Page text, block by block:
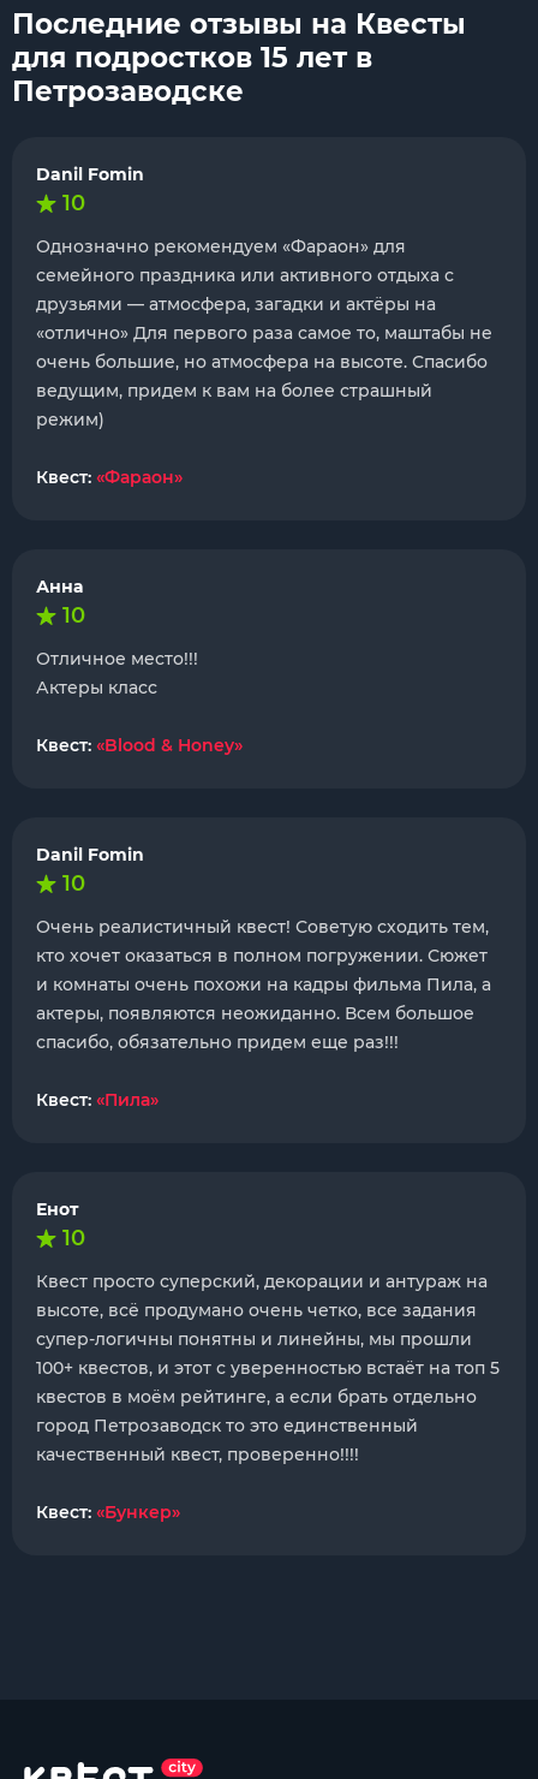
Последние отзывы на Квесты
для подростков 15 лет в
Петрозаводске
Danil Fomin
10
Однозначно рекомендуем «Фараон» для
семейного праздника или активного отдыха с
друзьями — атмосфера, загадки и актёры на
«отлично» Для первого раза самое то, маштабы не
очень большие, но атмосфера на высоте. Спасибо
ведущим, придем к вам на более страшный
режим)
Квест: «Фараон»
Анна
10
Отличное место!!!
Актеры класс
Квест: «Blood & Honey»
Danil Fomin
10
Очень реалистичный квест! Советую сходить тем,
кто хочет оказаться в полном погружении. Сюжет
и комнаты очень похожи на кадры фильма Пила, а
актеры, появляются неожиданно. Всем большое
спасибо, обязательно придем еще раз!!!
Квест: «Пила»
Енот
10
Квест просто суперский, декорации и антураж на
высоте, всё продумано очень четко, все задания
супер-логичны понятны и линейны, мы прошли
100+ квестов, и этот с уверенностью встаёт на топ 5
квестов в моём рейтинге, а если брать отдельно
город Петрозаводск то это единственный
качественный квест, проверенно!!!!
Квест: «Бункер»